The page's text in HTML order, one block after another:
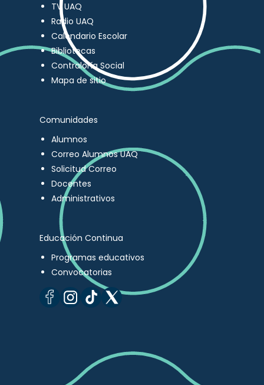
TV UAQ
Radio UAQ
Calendario Escolar
Bibliotecas
Contraloría Social
Mapa de sitio
Comunidades
Alumnos
Correo Alumnos UAQ
Solicitud Correo
Docentes
Administrativos
Educación Continua
Programas educativos
Convocatorias